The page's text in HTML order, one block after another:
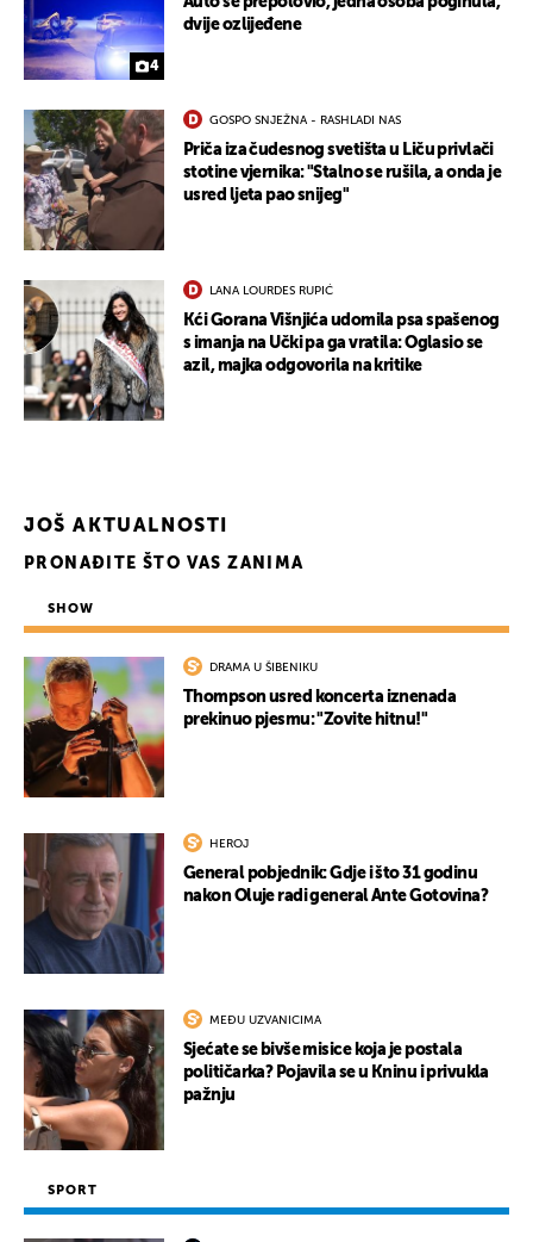
4
dvije ozlijeđene
GOSPO SNJEŽNA - RASHLADI NAS
Priča iza čudesnog svetišta u Liču privlači
stotine vjernika: "Stalno se rušila, a onda je
usred ljeta pao snijeg"
LANA LOURDES RUPIĆ
Kći Gorana Višnjića udomila psa spašenog
s imanja na Učki pa ga vratila: Oglasio se
azil, majka odgovorila na kritike
JOŠ AKTUALNOSTI
PRONAĐITE ŠTO VAS ZANIMA
SHOW
DRAMA U ŠIBENIKU
Thompson usred koncerta iznenada
prekinuo pjesmu: "Zovite hitnu!"
HEROJ
General pobjednik: Gdje i što 31 godinu
nakon Oluje radi general Ante Gotovina?
MEĐU UZVANICIMA
Sjećate se bivše misice koja je postala
političarka? Pojavila se u Kninu i privukla
pažnju
SPORT